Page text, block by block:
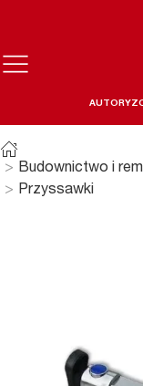
Budownictwo i
Przyssawki